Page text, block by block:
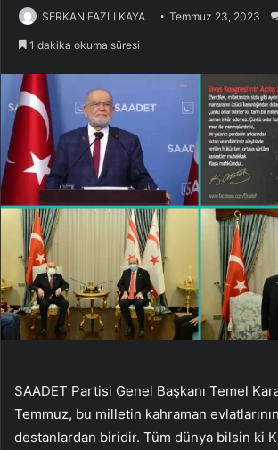
SERKAN FAZLI KAYA Temmuz 23, 2023
1 dakika okuma süresi
SAADET Partisi Genel Başkanı Temel
Temmuz, bu milletin kahraman
destanlardan biridir. Tüm dünya bilsin ki